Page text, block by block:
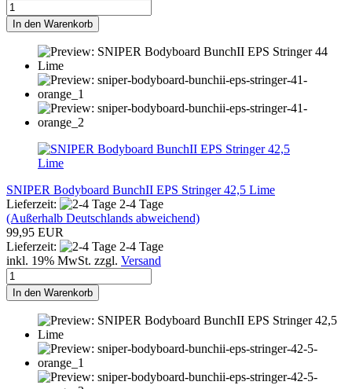
In den Warenkorb
SNIPER Bodyboard BunchII EPS Stringer 42,5 Lime
Lieferzeit:
2-4 Tage
(Außerhalb Deutschlands abweichend)
99,95 EUR
Lieferzeit:
2-4 Tage
inkl. 19% MwSt. zzgl. Versand
In den Warenkorb